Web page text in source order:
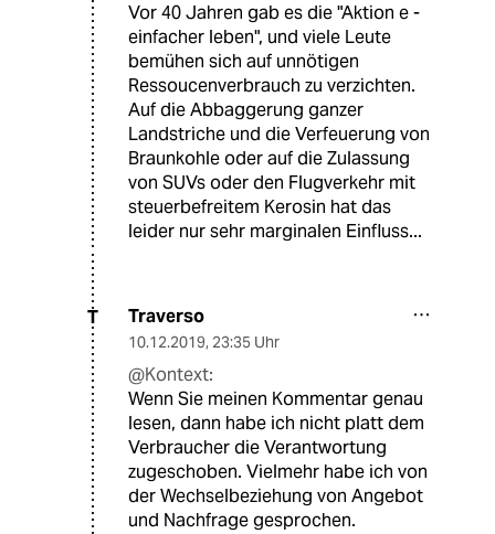
Vor 40 Jahren gab es die "Aktion e -
einfacher leben", und viele Leute
bemühen sich auf unnötigen
Ressoucenverbrauch zu verzichten.
Auf die Abbaggerung ganzer
Landstriche und die Verfeuerung von
Braunkohle oder auf die Zulassung
von SUVs oder den Flugverkehr mit
steuerbefreitem Kerosin hat das
leider nur sehr marginalen Einfluss...
T Traverso
10.12.2019, 23:35 Uhr
@Kontext:
Wenn Sie meinen Kommentar genau
lesen, dann habe ich nicht platt dem
Verbraucher die Verantwortung
zugeschoben. Vielmehr habe ich von
der Wechselbeziehung von Angebot
und Nachfrage gesprochen.